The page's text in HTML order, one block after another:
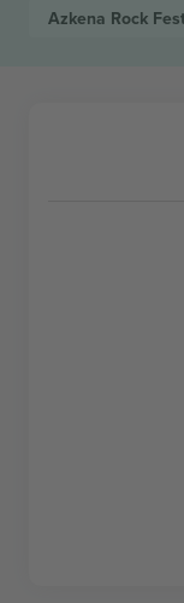
Azkena Rock